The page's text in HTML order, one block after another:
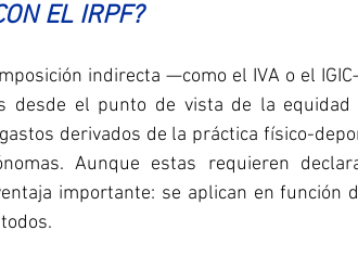
EL IRPF?
indirecta —como el IVA o el
desde el punto de vista de la
derivados de la práctica físico-
Aunque estas requieren
importante: se aplican en función